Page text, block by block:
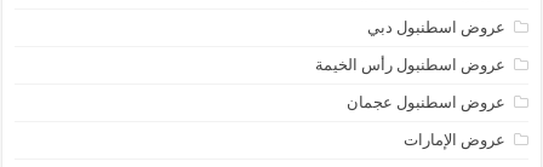
عروض اسطنبول دبي
عروض اسطنبول رأس الخيمة
عروض اسطنبول عجمان
عروض الإمارات